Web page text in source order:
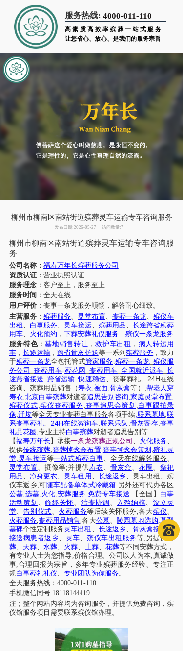
服务热线: 4000-011-110
高素质高效率殡葬一站式服务
让您省心、放心、是我们的服务宗旨
柳州市柳南区南站街道殡葬灵车运输专车咨询服务
发布日期:2026-05-27 访问数量:7
柳州市柳南区南站街道殡葬灵车运输专车咨询服
务
公司名称： 福寿万年长殡葬服务公司
资质认证：营业执照认证
服务理念：客户至上，服务至上
服务时间 ：全天在线
用户评价：丧事一条龙服务顺畅，解答耐心细致。
主营服务 ：殡葬服务、 灵堂布置、 丧葬一条龙、殡仪车
出租 、 白事服务、 灵车接运、 殡葬用品、 长途跨省殡葬
用车、 火化预约 ， 下葬安葬礼仪服务 ， 殡仪一条龙服务
服务特色：墓地销售转让 ，救护车出租 ， 病人转运用
车， 长途运输 ，跨省骨灰护送等一系列 殡葬服务 ，致力
于殡葬一条龙全包托管式管家服务 .殡葬一条龙_ 殡仪服
务公司
_丧葬用车-葬花网 丧葬用车 全国就近派车 长
途跨省接送 跨省运输 _快速稳达、丧事葬礼、 24H在线
咨询、殡葬用品销售 （寿衣 被面, 骨灰盒等）
帮老人穿
寿衣 ,北京白事殡葬对逝者追思告别咨询 ,家庭灵堂布置
殡葬仪式 殡仪丧葬服务 丧事追思会策划 白事跟拍录
像 迁坟等全天专业丧葬白事服务各项手续 联系墓地 ,联
系丧事葬礼、24H在线咨询车 联系乐队 骨灰寄存, 丧事
礼品花圈 专业主持白事殡葬对逝者追思告别等.
【福寿万年长 】承接一条龙殡葬正规公司 、 火化服务、
提供传统殡葬 丧葬悼念会布置, 丧事悼念会策划 殡礼灵
堂 灵车接运等一站式殡葬白事、全天在线解答服务、
灵堂布置、摄像等;并提供寿衣、骨灰盒 、花圈 、 祭祀
用品、 净身更衣、 灵车租用 、 长途返乡、 灵车出租 、殡
仪车返乡 可 随车配备单体式冷藏箱 另外还可代办各区
公墓 选墓 火化 安葬服务 免费专车接送 【全国】 白事
活动策划 、临终关怀、 治丧协调 、 入殓纳棺、 设立灵
堂、 告别仪式、 火葬服务等后续关怀服务 ,各大殡仪、
火葬服务,丧葬用品销售,各大公墓、 陵园墓地选购,墓型
墓碑个性定制服务 灵车出租 、 长途返乡、 骨灰盒接送、
接送病患者返乡、 灵车、殡仪车出租服务等,另提供树
葬、 天葬、水葬、 火葬、 土葬、 花葬等不同安葬方式，
有专业人士为您指导,价格合理。公司以人为本,真诚做
事,合理回报为宗旨，多年专业殡葬服务经验、专注正
规白事葬礼礼仪、 专业团队为你服务。
全天服务热线： 4000-011-110
手机微信同号:18118144419
注；整个网站内容均为咨询服务，并提供免费咨询，殡
仪馆服务项目需要联系殡仪馆办理。